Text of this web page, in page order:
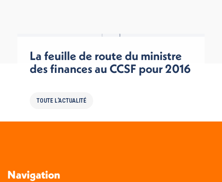
La feuille de route du ministre
des finances au CCSF pour 2016
TOUTE L'ACTUALITÉ
Navigation